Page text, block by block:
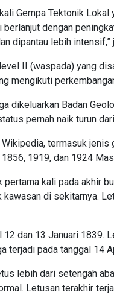
Gempa Tektonik
berlanjut dengan
dipantau lebih intensif,”
II (waspada) yang
mengikuti
dikeluarkan Badan
pernah naik turun
termasuk
1919, dan 1924
pertama kali pada akhir
di sekitarnya.
dan 13 Januari 1839.
terjadi pada tanggal 14
lebih dari setengah
Letusan terakhir